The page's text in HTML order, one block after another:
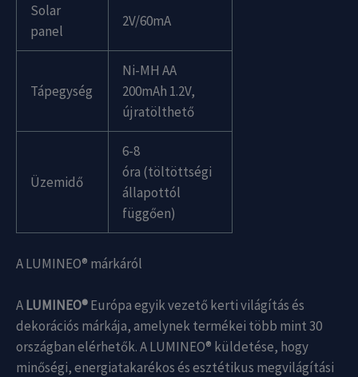
Solar
panel
2V/60mA
Tápegység
Ni-MH AA
200mAh 1.2V,
újratölthető
Üzemidő
6-8
óra (töltöttségi
állapottól
függően)
A LUMINEO® márkáról
ALUMINEO®Európa egyik vezető kerti világítás és
dekorációs márkája, amelynek termékei több mint 30
országban elérhetők. A LUMINEO® küldetése, hogy
minőségi, energiatakarékos és esztétikus megvilágítási